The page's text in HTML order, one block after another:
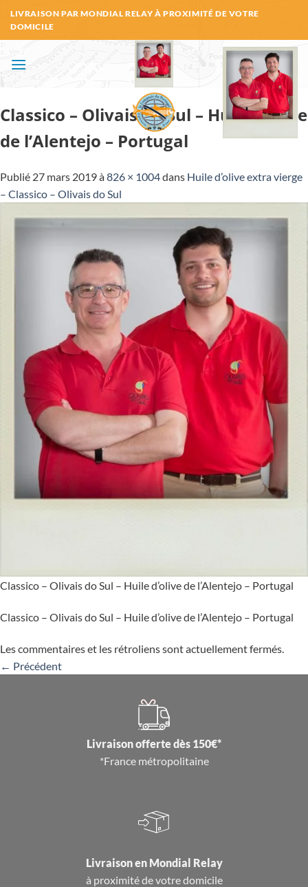
Passer
au
contenu
LIVRAISON PAR MONDIAL RELAY À PROXIMITÉ DE VOTRE
DOMICILE
Classico – Olivais do Sul – Huile d’olive
de l’Alentejo – Portugal
Publié 27 mars 2019à826 × 1004dans Huile d’olive extra vierge
– Classico – Olivais do Sul
Classico – Olivais do Sul – Huile d’olive de l’Alentejo – Portugal
Classico – Olivais do Sul – Huile d’olive de l’Alentejo – Portugal
Les commentaires et les rétroliens sont actuellement fermés.
← Précédent
Livraison offerte dès 150€*
*France métropolitaine
Livraison en Mondial Relay
à proximité de votre domicile